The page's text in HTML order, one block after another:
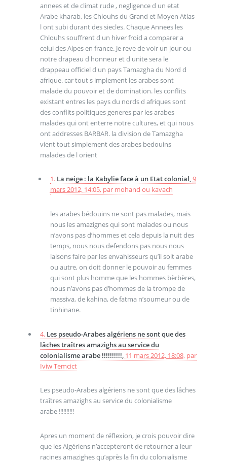
annees et de climat rude , negligence d un etat
Arabe kharab, les Chlouhs du Grand et Moyen Atlas
l ont subi durant des siecles. Chaque Annees les
Chlouhs souffrent d un hiver froid a comparer a
celui des Alpes en france. Je reve de voir un jour ou
notre drapeau d honneur et d unite sera le
drappeau officiel d un pays Tamazgha du Nord d
afrique. car tout s implement les arabes sont
malade du pouvoir et de domination. les conflits
existant entres les pays du nords d afriques sont
des conflits politiques generes par les arabes
malades qui ont enterre notre cultures, et qui nous
ont addresses BARBAR. la division de Tamazgha
vient tout simplement des arabes bedouins
malades de l orient
1. La neige : la Kabylie face à un Etat colonial,9
mars 2012, 14:05, par mohand ou kavach
les arabes bédouins ne sont pas malades, mais
nous les amazignes qui sont malades ou nous
n’avons pas d’hommes et cela depuis la nuit des
temps, nous nous defendons pas nous nous
laisons faire par les envahisseurs qu’il soit arabe
ou autre, on doit donner le pouvoir au femmes
qui sont plus homme que les hommes bèrbères,
nous n’avons pas d’hommes de la trompe de
massiva, de kahina, de fatma n’soumeur ou de
tinhinane.
4. Les pseudo-Arabes algériens ne sont que des
lâches traîtres amazighs au service du
colonialisme arabe !!!!!!!!!!, 11 mars 2012, 18:08, par
Iviw Temcict
Les pseudo-Arabes algériens ne sont que des lâches
traîtres amazighs au service du colonialisme
arabe !!!!!!!!!!
Apres un moment de réflexion, je crois pouvoir dire
que les Algériens n’accepteront de retourner a leur
racines amazighes qu’après la fin du colonialisme